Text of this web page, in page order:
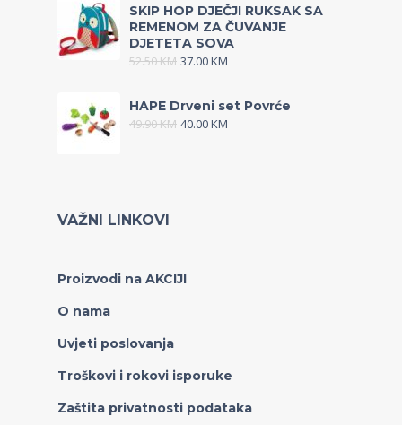
SKIP HOP DJEČJI RUKSAK SA
REMENOM ZA ČUVANJE
DJETETA SOVA
52.50KM 37.00KM
HAPE Drveni set Povrće
49.90KM 40.00KM
VAŽNI LINKOVI
Proizvodi na AKCIJI
O nama
Uvjeti poslovanja
Troškovi i rokovi isporuke
Zaštita privatnosti podataka